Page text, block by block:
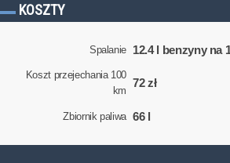
KOSZTY
Spalanie 12.4 l benzyny na
Koszt przejechania 100
km
72 zł
Zbiornik paliwa 66 l